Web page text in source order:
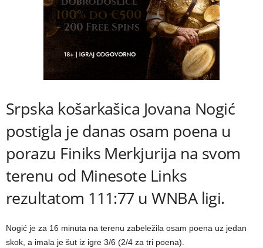
Srpska košarkašica Jovana Nogić
postigla je danas osam poena u
porazu Finiks Merkjurija na svom
terenu od Minesote Links
rezultatom 111:77 u WNBA ligi.
Nogić je za 16 minuta na terenu zabeležila osam poena uz jedan
skok, a imala je šut iz igre 3/6 (2/4 za tri poena).